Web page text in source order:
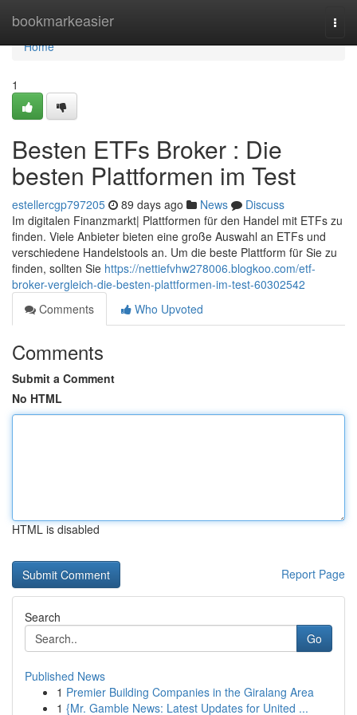
bookmarkeasier
Home
Home
1
Besten ETFs Broker : Die
besten Plattformen im Test
estellercgp797205 89 days ago News
Discuss
Im digitalen Finanzmarkt| Plattformen für den Handel mit ETFs zu
finden. Viele Anbieter bieten eine große Auswahl an ETFs und
verschiedene Handelstools an. Um die beste Plattform für Sie zu
finden, sollten Sie https://nettiefvhw278006.blogkoo.com/etf-
broker-vergleich-die-besten-plattformen-im-test-60302542
Comments
Who Upvoted
Comments
Submit a Comment
No HTML
HTML is disabled
Report Page
Search
Go
Published News
1 Premier Building Companies in the Giralang Area
1 {Mr. Gamble News: Latest Updates for United ...